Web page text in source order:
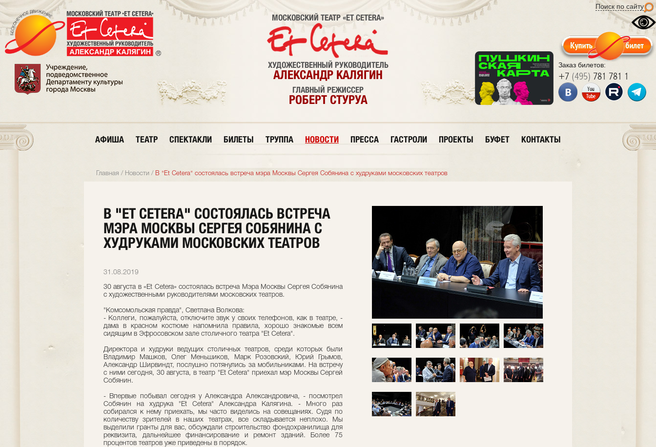
Поиск по сайту
Заказ билетов:
+7 (495) 781 781 1
МОСКОВСКИЙ ТЕАТР «ET CETERA»
ХУДОЖЕСТВЕННЫЙ РУКОВОДИТЕЛЬ
АЛЕКСАНДР КАЛЯГИН
ГЛАВНЫЙ РЕЖИССЕР
РОБЕРТ СТУРУА
АФИША ТЕАТР СПЕКТАКЛИ БИЛЕТЫ ТРУППА НОВОСТИ ПРЕССА ГАСТРОЛИ ПРОЕКТЫ БУФЕТ КОНТАКТЫ
Главная / Новости / В "Et Cetera" состоялась встреча мэра Москвы Сергея Собянина с худруками московских театров
В "ET CETERA" СОСТОЯЛАСЬ ВСТРЕЧА
МЭРА МОСКВЫ СЕРГЕЯ СОБЯНИНА С
ХУДРУКАМИ МОСКОВСКИХ ТЕАТРОВ
31.08.2019
30 августа в «Et Cetera» состоялась встреча Мэра Москвы Сергея Собянина
с художественными руководителями московских театров.
"Комсомольская правда", Светлана Волкова:
- Коллеги, пожалуйста, отключите звук у своих телефонов, как в театре, -
дама в красном костюме напомнила правила, хорошо знакомые всем
сидящим в Эфросовском зале столичного театра "Et Cetera".
Директора и худруки ведущих столичных театров, среди которых были
Владимир Машков, Олег Меньшиков, Марк Розовский, Юрий Грымов,
Александр Ширвиндт, послушно потянулись за мобильниками. На встречу
с ними сегодня, 30 августа, в театр "Et Cetera" приехал мэр Москвы Сергей
Собянин.
- Впервые побывал сегодня у Александра Александровича, - посмотрел
Собянин на худрука "Et Cetera" Александра Калягина. - Много раз
собирался к нему приехать, мы часто виделись на совещаниях. Судя по
количеству зрителей в наших театрах, все складывается неплохо. Мы
выделили гранты для вас, обсуждали строительство фондохранилища для
реквизита, дальнейшее финансирование и ремонт зданий. Более 75
процентов театров уже приведены в порядок.